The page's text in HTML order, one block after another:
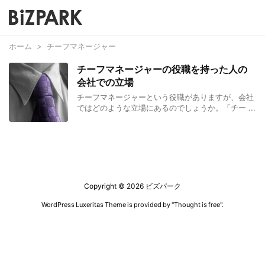
ホーム > チーフマネージャー
チーフマネージャーの役職を持った人の
会社での立場
チーフマネージャーという役職がありますが、会社
ではどのような立場にあるのでしょうか。「チー ...
Copyright © 2026 ビズパーク
WordPress Luxeritas Theme is provided by "Thought is free".